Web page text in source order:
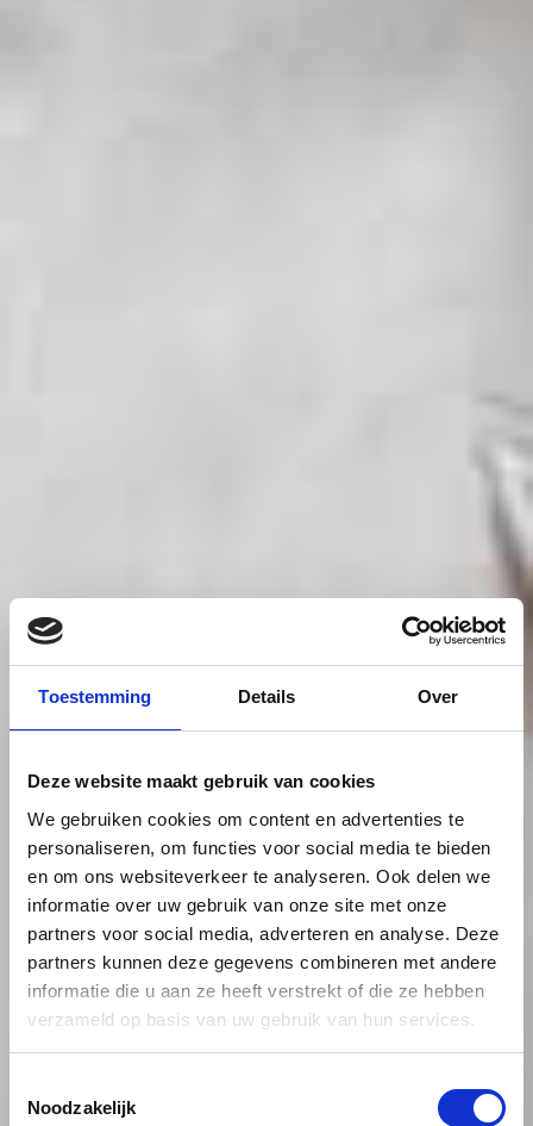
Toestemming Details Over
Deze website maakt gebruik van cookies
We gebruiken cookies om content en advertenties te
personaliseren, om functies voor social media te bieden
en om ons websiteverkeer te analyseren. Ook delen we
informatie over uw gebruik van onze site met onze
partners voor social media, adverteren en analyse. Deze
partners kunnen deze gegevens combineren met andere
informatie die u aan ze heeft verstrekt of die ze hebben
verzameld op basis van uw gebruik van hun services.
Noodzakelijk